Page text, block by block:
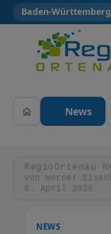
Baden-Württemberg
News
RegioOrtenau
von Werner
8. April 2026
NEWS